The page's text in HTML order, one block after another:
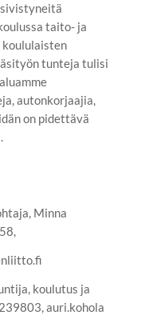
taito- ja
koululaisten
tunteja tulisi
autonkorjaajia,
on pidettävä
Minna
koulutus ja
auri.kohola